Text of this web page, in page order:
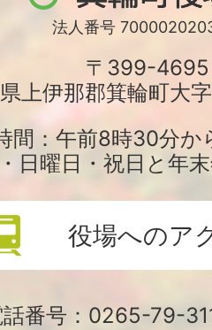
輪
役
場
法人番号
〒399-4695
上伊那郡箕輪町大
間：午前8時30分か
・日曜日・祝日と年
役場へのア
話番号：0265-79-